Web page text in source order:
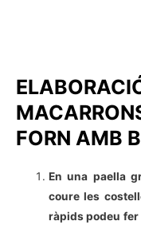
FORN AMB
En una paella
coure les
ràpids podeu fer